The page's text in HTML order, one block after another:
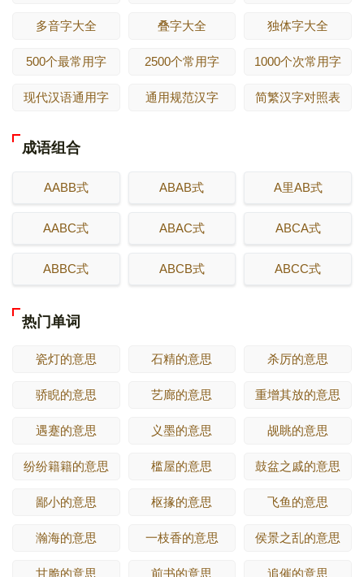
多音字大全 叠字大全 独体字大全
500个最常用字 2500个常用字 1000个次常用字
现代汉语通用字 通用规范汉字 简繁汉字对照表
成语组合
AABB式 ABAB式 A里AB式
AABC式 ABAC式 ABCA式
ABBC式 ABCB式 ABCC式
热门单词
瓷灯的意思 石精的意思 杀厉的意思
骄睨的意思 艺廊的意思 重增其放的意思
遇蹇的意思 义墨的意思 觇眺的意思
纷纷籍籍的意思 槛屋的意思 鼓盆之戚的意思
鄙小的意思 枢掾的意思 飞鱼的意思
瀚海的意思 一枝香的意思 侯景之乱的意思
甘脆的意思 前书的意思 追催的意思